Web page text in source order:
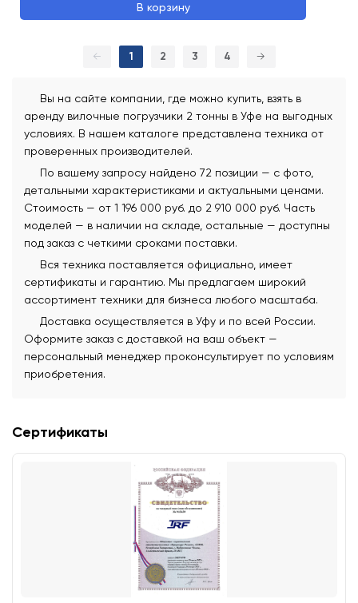
В корзину
← 1 2 3 4 →
Вы на сайте компании, где можно купить, взять в
аренду вилочные погрузчики 2 тонны в Уфе на выгодных
условиях. В нашем каталоге представлена техника от
проверенных производителей.
По вашему запросу найдено 72 позиции — с фото,
детальными характеристиками и актуальными ценами.
Стоимость — от 1 196 000 руб. до 2 910 000 руб. Часть
моделей — в наличии на складе, остальные — доступны
под заказ с четкими сроками поставки.
Вся техника поставляется официально, имеет
сертификаты и гарантию. Мы предлагаем широкий
ассортимент техники для бизнеса любого масштаба.
Доставка осуществляется в Уфу и по всей России.
Оформите заказ с доставкой на ваш объект —
персональный менеджер проконсультирует по условиям
приобретения.
Сертификаты